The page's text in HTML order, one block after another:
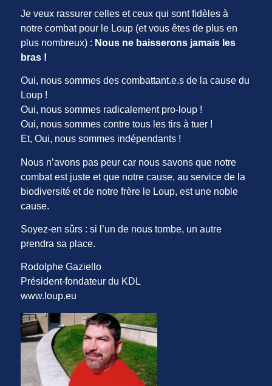
Je veux rassurer celles et ceux qui sont fidèles à
notre combat pour le Loup (et vous êtes de plus en
plus nombreux) : Nous ne baisserons jamais les
bras !
Oui, nous sommes des combattant.e.s de la cause du
Loup !
Oui, nous sommes radicalement pro-loup !
Oui, nous sommes contre tous les tirs à tuer !
Et, Oui, nous sommes indépendants !
Nous n’avons pas peur car nous savons que notre
combat est juste et que notre cause, au service de la
biodiversité et de notre frère le Loup, est une noble
cause.
Soyez-en sûrs : si l’un de nous tombe, un autre
prendra sa place.
Rodolphe Gaziello
Président-fondateur du KDL
www.loup.eu